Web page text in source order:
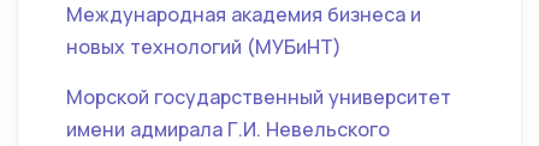
Международная академия бизнеса и
новых технологий (МУБиНТ)
Морской государственный университет
имени адмирала Г.И. Невельского